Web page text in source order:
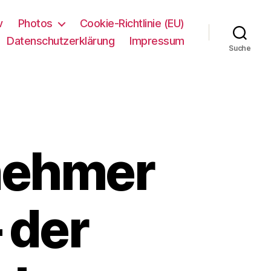
Photos
Cookie-Richtlinie (EU)
Datenschutzerklärung
Impressum
Suche
der